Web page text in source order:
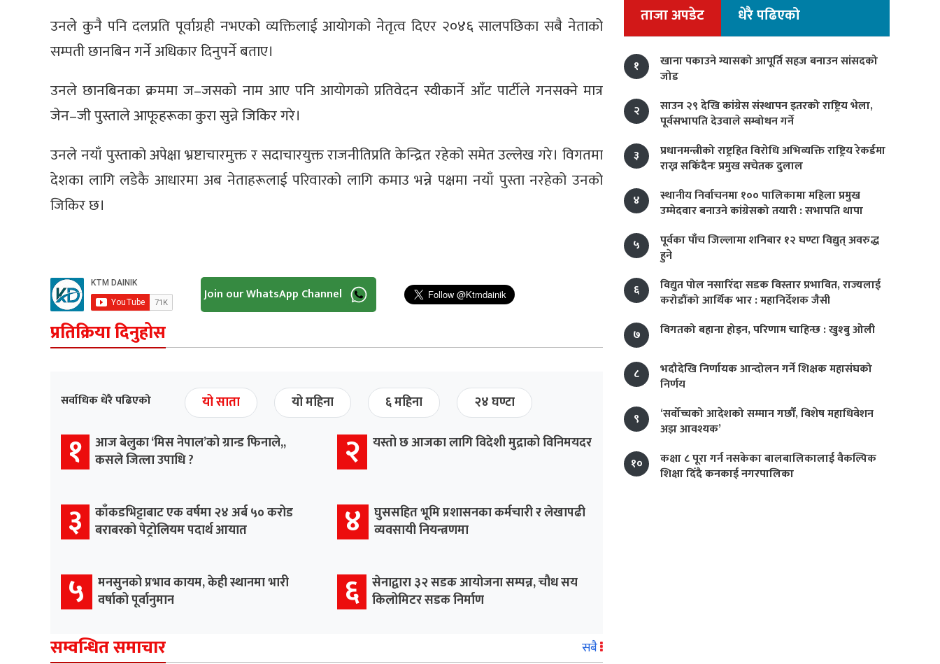
उनले कुुनै पनि दलप्रति पूर्वाग्रही नभएको व्यक्तिलाई आयोगको नेतृत्व दिएर २०४६ सालपछिका सबै नेताको
सम्पती छानबिन गर्ने अधिकार दिनुपर्ने बताए।
उनले छानबिनका क्रममा ज–जसको नाम आए पनि आयोगको प्रतिवेदन स्वीकार्ने आँट पार्टीले गनसक्ने मात्र
जेन–जी पुस्ताले आफूहरूका कुरा सुन्ने जिकिर गरे।
उनले नयाँ पुस्ताको अपेक्षा भ्रष्टाचारमुक्त र सदाचारयुक्त राजनीतिप्रति केन्द्रित रहेको समेत उल्लेख गरे। विगतमा
देशका लागि लडेकै आधारमा अब नेताहरूलाई परिवारको लागि कमाउ भन्ने पक्षमा नयाँ पुस्ता नरहेको उनको
जिकिर छ।
Join our WhatsApp Channel
प्रतिक्रिया दिनुहोस
सर्वाधिक धेरै पढिएको यो साता यो महिना ६ महिना २४ घण्टा
१
आज बेलुका ‘मिस नेपाल’को ग्रान्ड फिनाले,,
कसले जित्ला उपाधि ?
२ यस्तो छ आजका लागि विदेशी मुद्राको विनिमयदर
३
काँकडभिट्टाबाट एक वर्षमा २४ अर्ब ५० करोड
बराबरको पेट्रोलियम पदार्थ आयात
४
घुससहित भूमि प्रशासनका कर्मचारी र लेखापढी
व्यवसायी नियन्त्रणमा
५
मनसुनको प्रभाव कायम, केही स्थानमा भारी
वर्षाको पूर्वानुमान
६ सेनाद्वारा ३२ सडक आयोजना सम्पन्न, चौध सय
किलोमिटर सडक निर्माण
सम्वन्धित समाचार सबै
ताजा अपडेट धेरै पढिएको
१
खाना पकाउने ग्यासको आपूर्ति सहज बनाउन सांसदको
जोड
२
साउन २९ देखि कांग्रेस संस्थापन इतरको राष्ट्रिय भेला,
पूर्वसभापति देउवाले सम्बोधन गर्ने
३
प्रधानमन्त्रीको राष्ट्रहित विरोधि अभिव्यक्ति राष्ट्रिय रेकर्डमा
राख्न सकिँदैनः प्रमुख सचेतक दुलाल
४
स्थानीय निर्वाचनमा १०० पालिकामा महिला प्रमुख
उम्मेदवार बनाउने कांग्रेसको तयारी : सभापति थापा
५
पूर्वका पाँच जिल्लामा शनिबार १२ घण्टा विद्युत् अवरुद्ध
हुने
६
विद्युत पोल नसारिँदा सडक विस्तार प्रभावित, राज्यलाई
करोडौंको आर्थिक भार : महानिर्देशक जैसी
७
विगतको बहाना होइन, परिणाम चाहिन्छ : खुश्बु ओली
८
भदौदेखि निर्णायक आन्दोलन गर्ने शिक्षक महासंघको
निर्णय
९
‘सर्वोच्चको आदेशको सम्मान गर्छौं, विशेष महाधिवेशन
अझ आवश्यक’
१०
कक्षा ८ पूरा गर्न नसकेका बालबालिकालाई वैकल्पिक
शिक्षा दिँदै कनकाई नगरपालिका